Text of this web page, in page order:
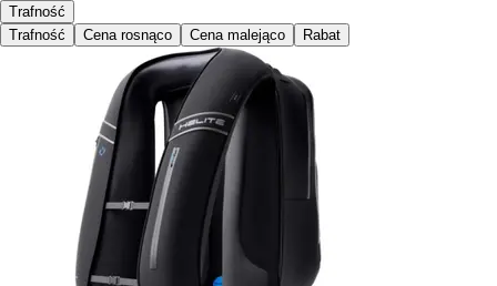
Trafność
Trafność
Cena rosnąco Cena malejąco Rabat